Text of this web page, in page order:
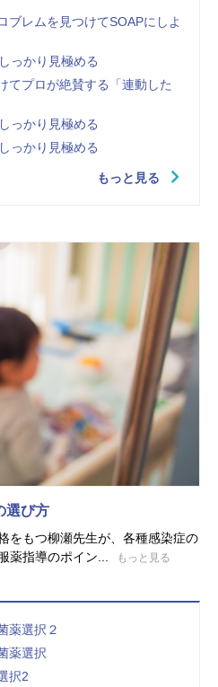
ブレムを見つけてSOAPにしよ
っかり見極める
てプロが絶賛する「連動した
っかり見極める
っかり見極める
もっと見る
選び方
をもつ柳瀬先生が、各種感染症の
薬指導のポイン...
もっと見る
薬選択２
薬選択
択2